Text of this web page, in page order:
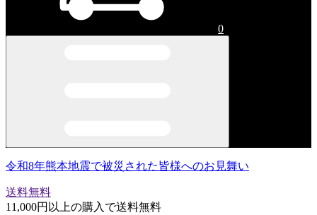
0
令和8年熊本地震で被災された皆様へのお見舞い
送料無料
11,000円以上の購入で送料無料